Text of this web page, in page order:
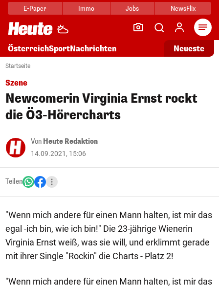
E-Paper Immo Jobs NewsFlix
ÖsterreichSportNachrichten Neueste
Startseite
Szene
Newcomerin Virginia Ernst rockt
die Ö3-Hörercharts
Von Heute Redaktion
14.09.2021, 15:06
Teilen
"Wenn mich andere für einen Mann halten, ist mir das
egal -ich bin, wie ich bin!" Die 23-jährige Wienerin
Virginia Ernst weiß, was sie will, und erklimmt gerade
mit ihrer Single "Rockin" die Charts - Platz 2!
"Wenn mich andere für einen Mann halten, ist mir das